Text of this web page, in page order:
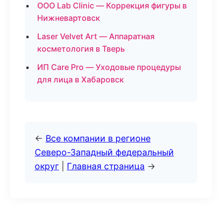
ООО Lab Clinic — Коррекция фигуры в
Нижневартовск
Laser Velvet Art — Аппаратная
косметология в Тверь
ИП Care Pro — Уходовые процедуры
для лица в Хабаровск
← Все компании в регионе
Северо-Западный федеральный
округ
Главная страница →